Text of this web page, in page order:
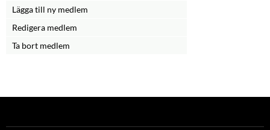
Lägga till ny medlem
Redigera medlem
Ta bort medlem